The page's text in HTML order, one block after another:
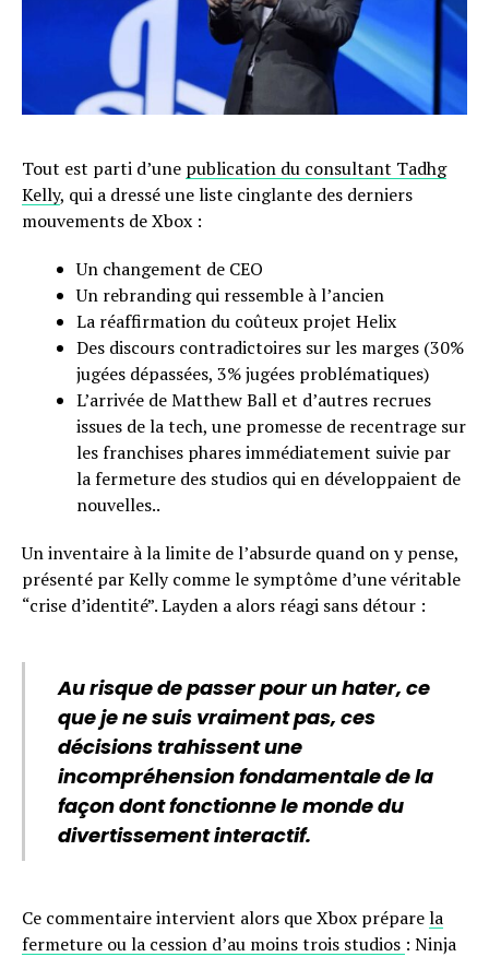
Tout est parti d’une publication du consultant Tadhg
Kelly, qui a dressé une liste cinglante des derniers
mouvements de Xbox :
Un changement de CEO
Un rebranding qui ressemble à l’ancien
La réaffirmation du coûteux projet Helix
Des discours contradictoires sur les marges (30%
jugées dépassées, 3% jugées problématiques)
L’arrivée de Matthew Ball et d’autres recrues
issues de la tech, une promesse de recentrage sur
les franchises phares immédiatement suivie par
la fermeture des studios qui en développaient de
nouvelles..
Un inventaire à la limite de l’absurde quand on y pense,
présenté par Kelly comme le symptôme d’une véritable
“crise d’identité”. Layden a alors réagi sans détour :
Au risque de passer pour un hater, ce
que je ne suis vraiment pas, ces
décisions trahissent une
incompréhension fondamentale de la
façon dont fonctionne le monde du
divertissement interactif.
Ce commentaire intervient alors que Xbox préparela
fermeture ou la cession d’au moins trois studios : Ninja